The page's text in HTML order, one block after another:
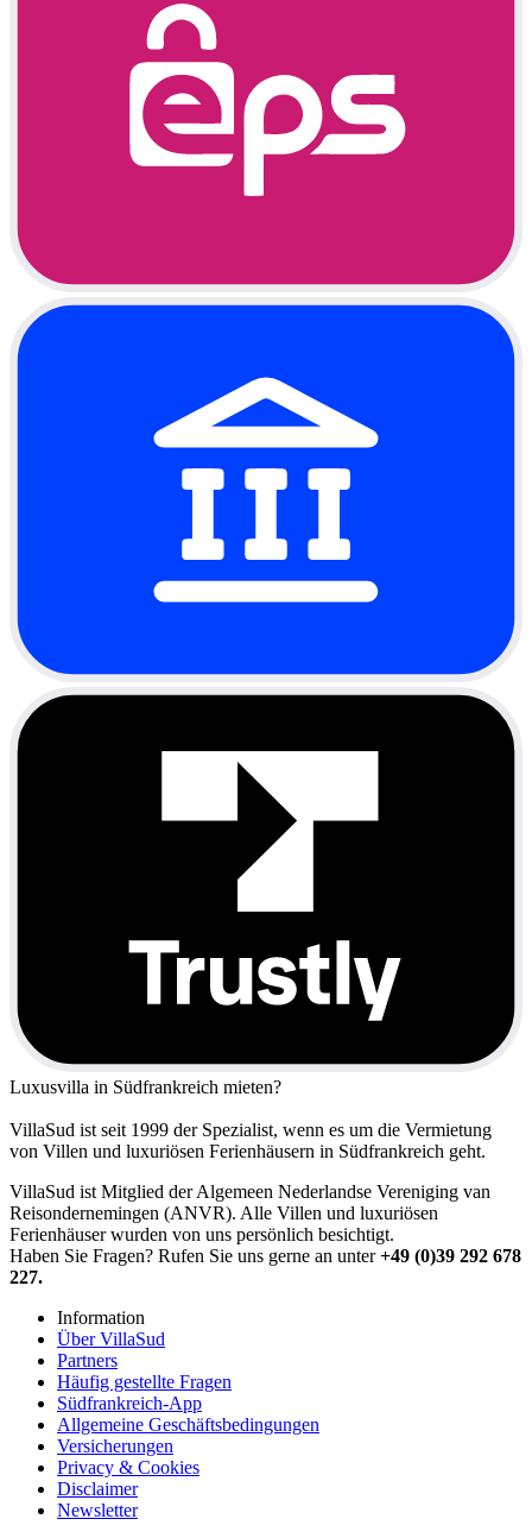
Luxusvilla in Südfrankreich mieten?
VillaSud ist seit 1999 der Spezialist, wenn es um die Vermietung
von Villen und luxuriösen Ferienhäusern in Südfrankreich geht.
VillaSud ist Mitglied der Algemeen Nederlandse Vereniging van
Reisondernemingen (ANVR). Alle Villen und luxuriösen
Ferienhäuser wurden von uns persönlich besichtigt.
Haben Sie Fragen? Rufen Sie uns gerne an unter+49 (0)39 292 678
227.
Information
Über VillaSud
Partners
Häufig gestellte Fragen
Südfrankreich-App
Allgemeine Geschäftsbedingungen
Versicherungen
Privacy & Cookies
Disclaimer
Newsletter